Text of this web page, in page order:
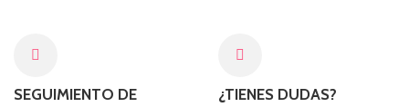
SEGUIMIENTO DE
¿TIENES DUDAS?